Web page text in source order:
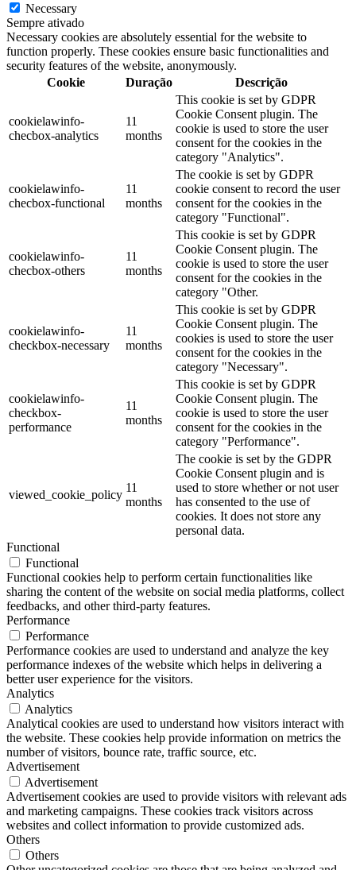
Necessary
Sempre ativado
Necessary cookies are absolutely essential for the website to
function properly. These cookies ensure basic functionalities and
security features of the website, anonymously.
Cookie
Duração Descrição
cookielawinfo-
checbox-analytics
11
months
This cookie is set by GDPR
Cookie Consent plugin. The
cookie is used to store the user
consent for the cookies in the
category "Analytics".
cookielawinfo-
checbox-functional
11
months
The cookie is set by GDPR
cookie consent to record the user
consent for the cookies in the
category "Functional".
cookielawinfo-
checbox-others
11
months
This cookie is set by GDPR
Cookie Consent plugin. The
cookie is used to store the user
consent for the cookies in the
category "Other.
cookielawinfo-
checkbox-necessary
11
months
This cookie is set by GDPR
Cookie Consent plugin. The
cookies is used to store the user
consent for the cookies in the
category "Necessary".
cookielawinfo-
checkbox-
performance
11
months
This cookie is set by GDPR
Cookie Consent plugin. The
cookie is used to store the user
consent for the cookies in the
category "Performance".
viewed_cookie_policy
11
months
The cookie is set by the GDPR
Cookie Consent plugin and is
used to store whether or not user
has consented to the use of
cookies. It does not store any
personal data.
Functional
Functional
Functional cookies help to perform certain functionalities like
sharing the content of the website on social media platforms, collect
feedbacks, and other third-party features.
Performance
Performance
Performance cookies are used to understand and analyze the key
performance indexes of the website which helps in delivering a
better user experience for the visitors.
Analytics
Analytics
Analytical cookies are used to understand how visitors interact with
the website. These cookies help provide information on metrics the
number of visitors, bounce rate, traffic source, etc.
Advertisement
Advertisement
Advertisement cookies are used to provide visitors with relevant ads
and marketing campaigns. These cookies track visitors across
websites and collect information to provide customized ads.
Others
Others